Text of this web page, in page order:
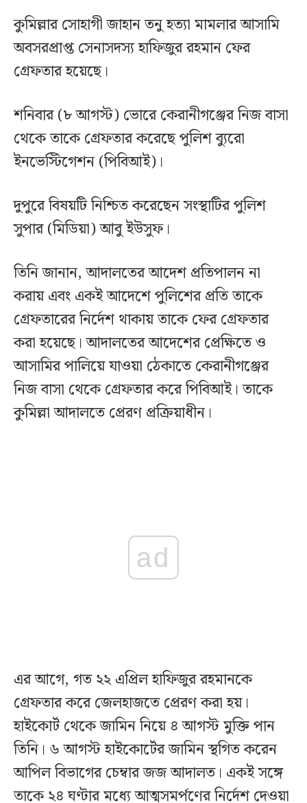
কুমিল্লার সোহাগী জাহান তনু হত্যা মামলার আসামি
অবসরপ্রাপ্ত সেনাসদস্য হাফিজুর রহমান ফের
গ্রেফতার হয়েছে।
শনিবার (৮ আগস্ট) ভোরে কেরানীগঞ্জের নিজ বাসা
থেকে তাকে গ্রেফতার করেছে পুলিশ ব্যুরো
ইনভেস্টিগেশন (পিবিআই)।
দুপুরে বিষয়টি নিশ্চিত করেছেন সংস্থাটির পুলিশ
সুপার (মিডিয়া) আবু ইউসুফ।
তিনি জানান, আদালতের আদেশ প্রতিপালন না
করায় এবং একই আদেশে পুলিশের প্রতি তাকে
গ্রেফতারের নির্দেশ থাকায় তাকে ফের গ্রেফতার
করা হয়েছে। আদালতের আদেশের প্রেক্ষিতে ও
আসামির পালিয়ে যাওয়া ঠেকাতে কেরানীগঞ্জের
নিজ বাসা থেকে গ্রেফতার করে পিবিআই। তাকে
কুমিল্লা আদালতে প্রেরণ প্রক্রিয়াধীন।
ad
এর আগে, গত ২২ এপ্রিল হাফিজুর রহমানকে
গ্রেফতার করে জেলহাজতে প্রেরণ করা হয়।
হাইকোর্ট থেকে জামিন নিয়ে ৪ আগস্ট মুক্তি পান
তিনি। ৬ আগস্ট হাইকোর্টের জামিন স্থগিত করেন
আপিল বিভাগের চেম্বার জজ আদালত। একই সঙ্গে
তাকে ২৪ ঘণ্টার মধ্যে আত্মসমর্পণের নির্দেশ দেওয়া